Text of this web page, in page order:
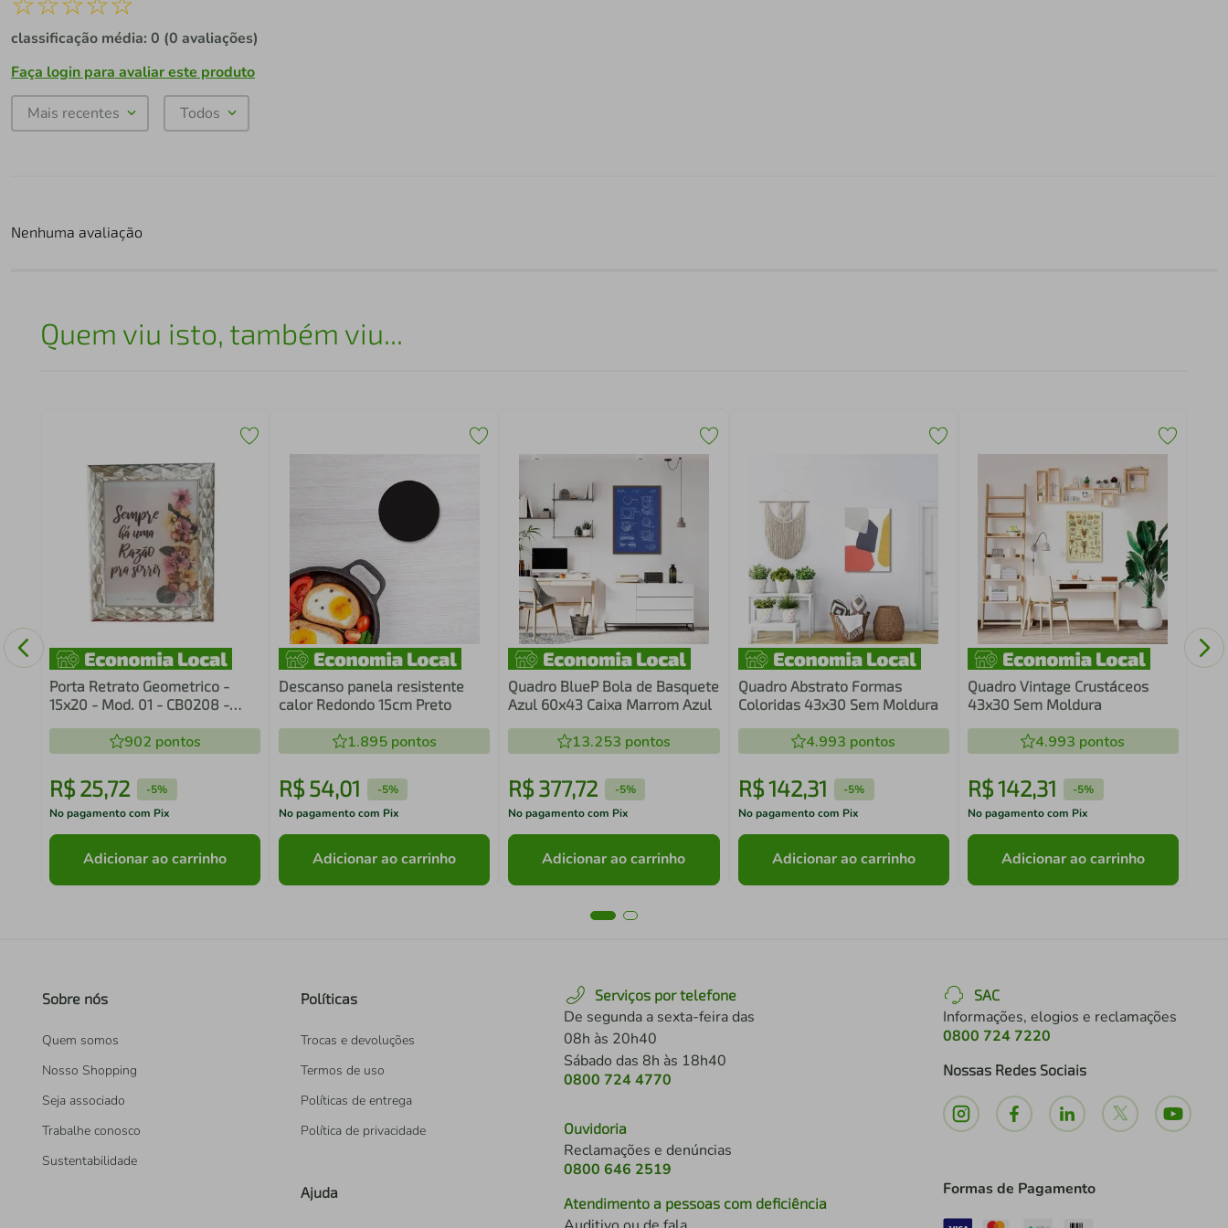
classificação média: 0 (0 avaliações)
Faça login para avaliar este produto
Mais recentes Todos
Nenhuma avaliação
Quem viu isto, também viu...
Porta Retrato Geometrico -
15x20 - Mod. 01 - CB0208 -
902 pontos
R$ 25,72 -5%
No pagamento com Pix
Adicionar ao carrinho
Descanso panela resistente
calor Redondo 15cm Preto
1.895pontos
R$ 54,01 -5%
No pagamento com Pix
Adicionar ao carrinho
Quadro BlueP Bola de Basquete
Azul 60x43 Caixa Marrom Azul
13.253 pontos
R$377,72 -5%
No pagamento com Pix
Adicionar ao carrinho
Quadro Abstrato Formas
Coloridas 43x30 Sem Moldura
4.993 pontos
R$142,31 -5%
No pagamento com Pix
Adicionar ao carrinho
Quadro Vintage Crustáceos
43x30 Sem Moldura
4.993 pontos
R$142,31 -5%
No pagamento com Pix
Adicionar ao carrinho
Sobre nós
Quem somos
Nosso Shopping
Seja associado
Trabalhe conosco
Sustentabilidade
Políticas
Trocas e devoluções
Termos de uso
Políticas de entrega
Política de privacidade
Ajuda
Serviços por telefone
De segunda a sexta-feira das
08h às 20h40
Sábado das 8h às 18h40
0800 724 4770
Ouvidoria
Reclamações e denúncias
0800 646 2519
Atendimento a pessoas com deficiência
SAC
Informações, elogios e reclamações
0800 724 7220
Nossas Redes Sociais
Formas de Pagamento